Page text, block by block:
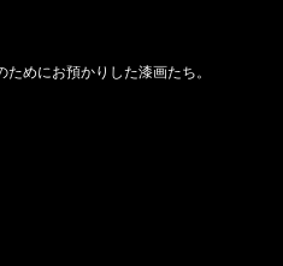
ためにお預かりした漆画たち。